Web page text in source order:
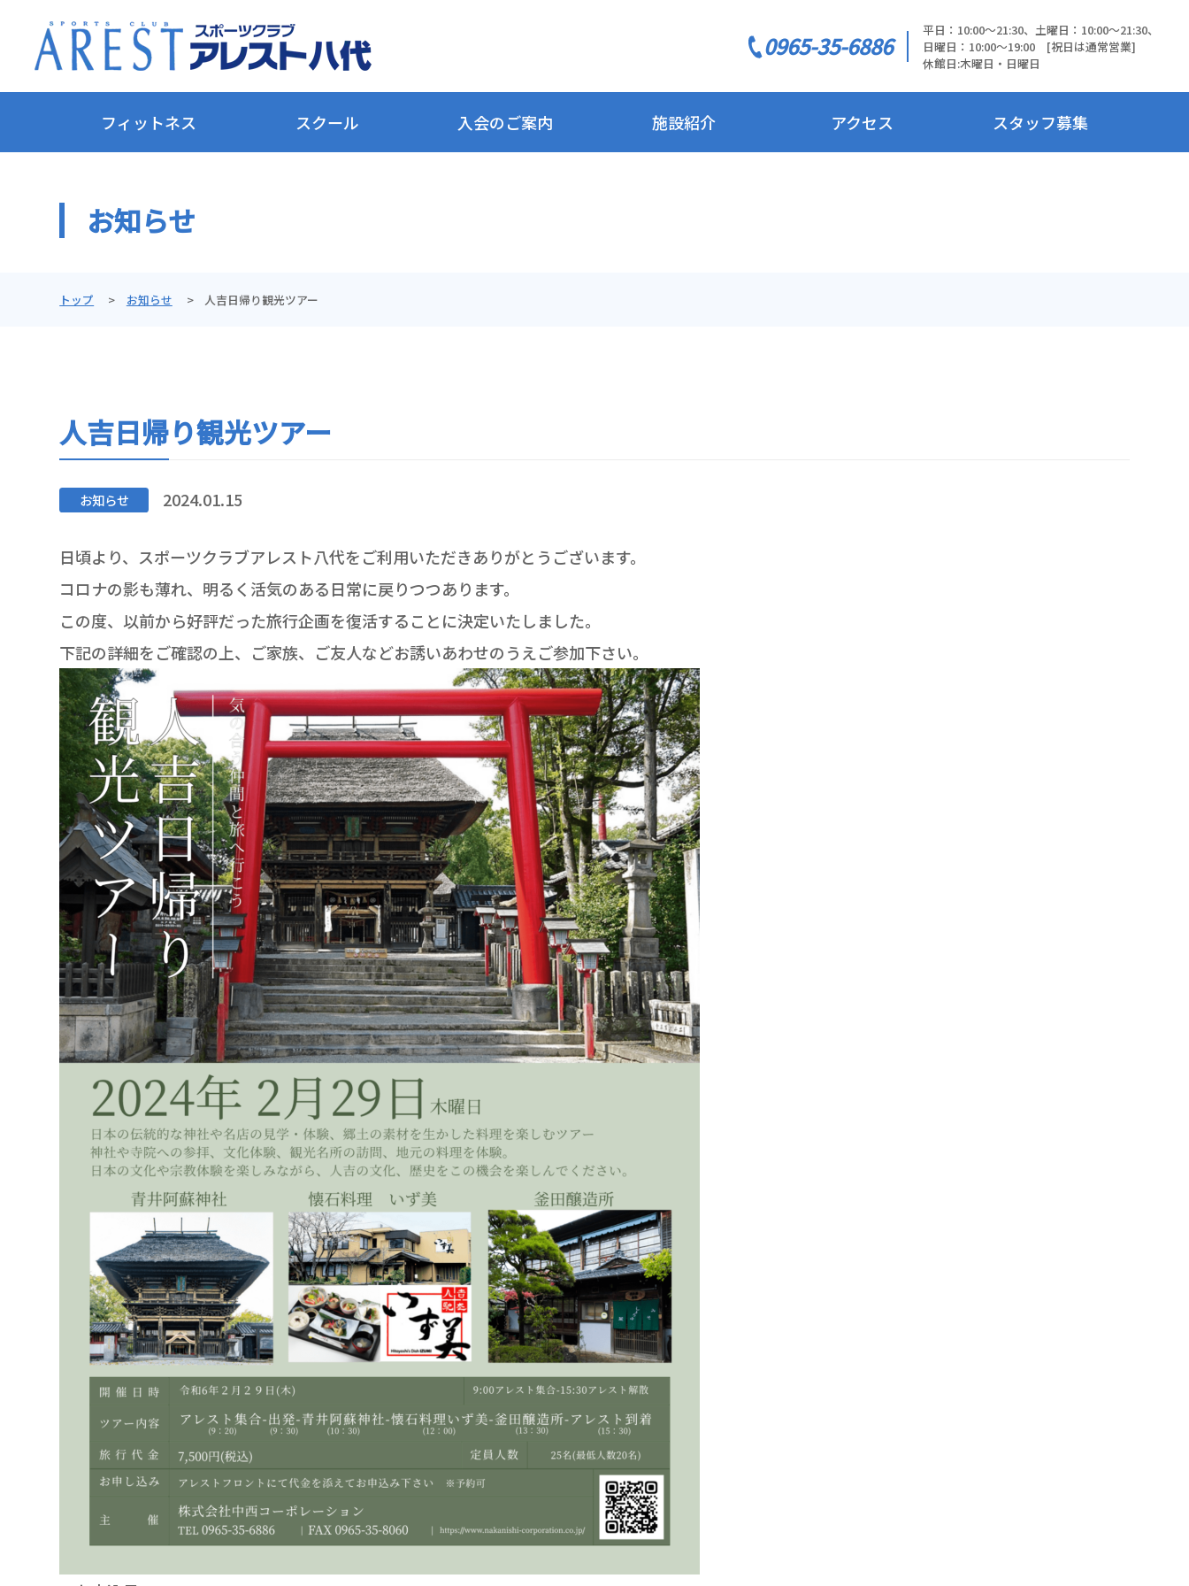
0965-35-6886
平日：10:00～21:30、土曜日：10:00～21:30、
日曜日：10:00～19:00 [祝日は通常営業]
休館日:木曜日・日曜日
フィットネス スクール 入会のご案内 施設紹介 アクセス スタッフ募集
お知らせ
トップ お知らせ 人吉日帰り観光ツアー
人吉日帰り観光ツアー
お知らせ 2024.01.15
日頃より、スポーツクラブアレスト八代をご利用いただきありがとうございます。
コロナの影も薄れ、明るく活気のある日常に戻りつつあります。
この度、以前から好評だった旅行企画を復活することに決定いたしました。
下記の詳細をご確認の上、ご家族、ご友人などお誘いあわせのうえご参加下さい。